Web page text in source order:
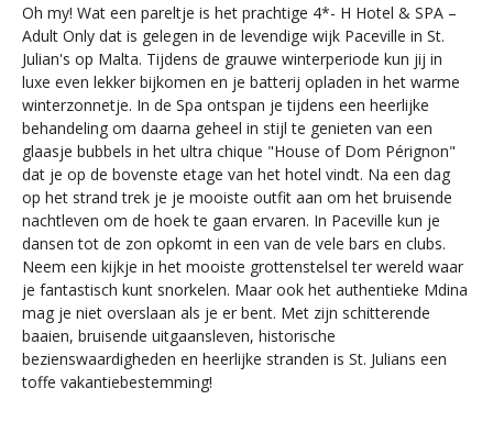
Oh my! Wat een pareltje is het prachtige 4*- H Hotel & SPA –
Adult Only dat is gelegen in de levendige wijk Paceville in St.
Julian's op Malta. Tijdens de grauwe winterperiode kun jij in
luxe even lekker bijkomen en je batterij opladen in het warme
winterzonnetje. In de Spa ontspan je tijdens een heerlijke
behandeling om daarna geheel in stijl te genieten van een
glaasje bubbels in het ultra chique "House of Dom Pérignon"
dat je op de bovenste etage van het hotel vindt. Na een dag
op het strand trek je je mooiste outfit aan om het bruisende
nachtleven om de hoek te gaan ervaren. In Paceville kun je
dansen tot de zon opkomt in een van de vele bars en clubs.
Neem een kijkje in het mooiste grottenstelsel ter wereld waar
je fantastisch kunt snorkelen. Maar ook het authentieke Mdina
mag je niet overslaan als je er bent. Met zijn schitterende
baaien, bruisende uitgaansleven, historische
bezienswaardigheden en heerlijke stranden is St. Julians een
toffe vakantiebestemming!